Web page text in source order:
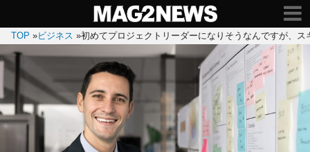
TOP »ビジネス »初めてプロジェクトリーダーになりそうなんですが、ス